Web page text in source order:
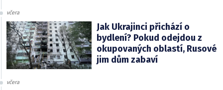
včera
Jak Ukrajinci přichází o
bydlení? Pokud odejdou z
okupovaných oblastí, Rusové
jim dům zabaví
včera